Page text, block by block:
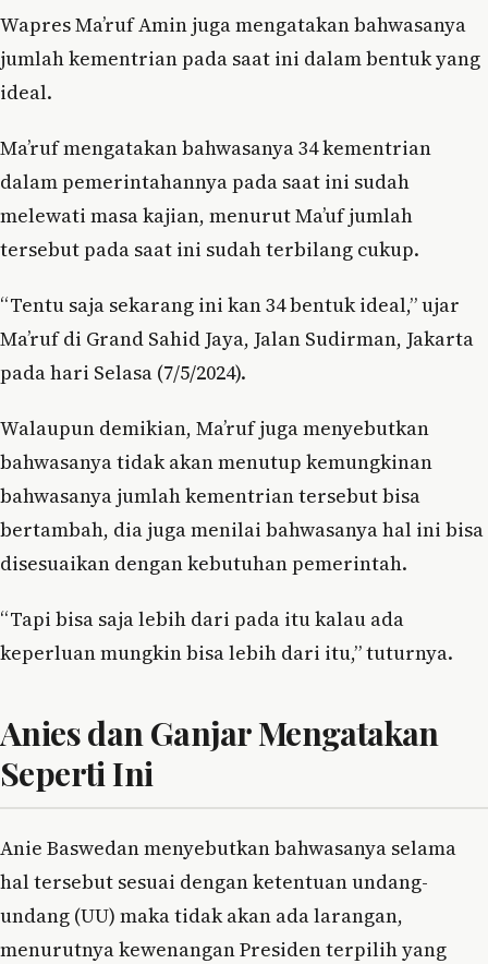
Wapres Ma’ruf Amin juga mengatakan bahwasanya
jumlah kementrian pada saat ini dalam bentuk yang
ideal.
Ma’ruf mengatakan bahwasanya 34 kementrian
dalam pemerintahannya pada saat ini sudah
melewati masa kajian, menurut Ma’uf jumlah
tersebut pada saat ini sudah terbilang cukup.
“Tentu saja sekarang ini kan 34 bentuk ideal,” ujar
Ma’ruf di Grand Sahid Jaya, Jalan Sudirman, Jakarta
pada hari Selasa (7/5/2024).
Walaupun demikian, Ma’ruf juga menyebutkan
bahwasanya tidak akan menutup kemungkinan
bahwasanya jumlah kementrian tersebut bisa
bertambah, dia juga menilai bahwasanya hal ini bisa
disesuaikan dengan kebutuhan pemerintah.
“Tapi bisa saja lebih dari pada itu kalau ada
keperluan mungkin bisa lebih dari itu,” tuturnya.
Anies dan Ganjar Mengatakan
Seperti Ini
Anie Baswedan menyebutkan bahwasanya selama
hal tersebut sesuai dengan ketentuan undang-
undang (UU) maka tidak akan ada larangan,
menurutnya kewenangan Presiden terpilih yang